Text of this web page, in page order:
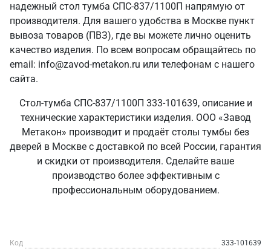
надежный стол тумба СПС-837/1100П напрямую от
производителя. Для вашего удобства в Москве пункт
вывоза товаров (ПВЗ), где вы можете лично оценить
качество изделия. По всем вопросам обращайтесь по
email: info@zavod-metakon.ru или телефонам с нашего
сайта.
Стол-тумба СПС-837/1100П 333-101639, описание и
технические характеристики изделия. ООО «Завод
Метакон» производит и продаёт столы тумбы без
дверей в Москве с доставкой по всей России, гарантия
и скидки от производителя. Сделайте ваше
производство более эффективным с
профессиональным оборудованием.
Код
333-101639